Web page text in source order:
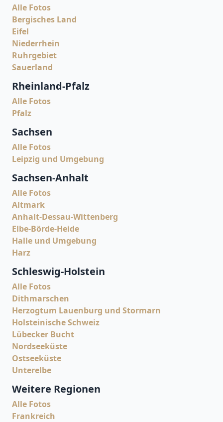
Alle Fotos
Bergisches Land
Eifel
Niederrhein
Ruhrgebiet
Sauerland
Rheinland-Pfalz
Alle Fotos
Pfalz
Sachsen
Alle Fotos
Leipzig und Umgebung
Sachsen-Anhalt
Alle Fotos
Altmark
Anhalt-Dessau-Wittenberg
Elbe-Börde-Heide
Halle und Umgebung
Harz
Schleswig-Holstein
Alle Fotos
Dithmarschen
Herzogtum Lauenburg und Stormarn
Holsteinische Schweiz
Lübecker Bucht
Nordseeküste
Ostseeküste
Unterelbe
Weitere Regionen
Alle Fotos
Frankreich